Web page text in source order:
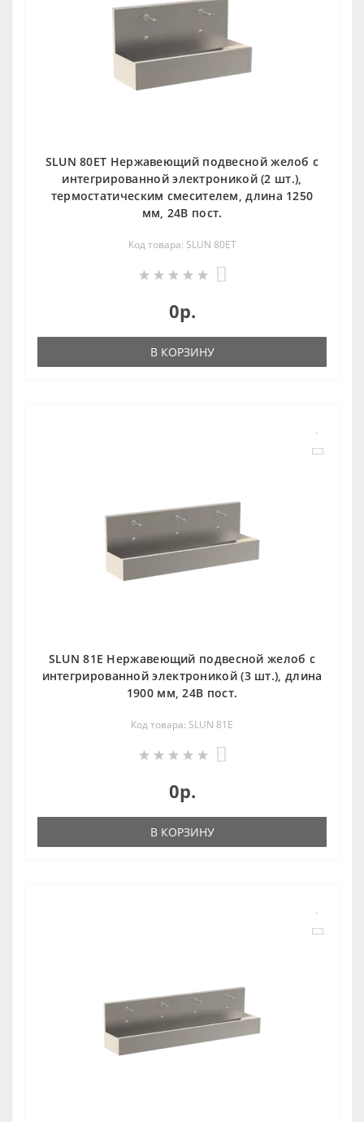
SLUN 80ET Нержавеющий подвесной желоб с
интегрированной электроникой (2 шт.),
термостатическим смесителем, длина 1250
мм, 24В пост.
Код товара: SLUN 80ET
0р.
В КОРЗИНУ
SLUN 81E Нержавеющий подвесной желоб с
интегрированной электроникой (3 шт.), длина
1900 мм, 24В пост.
Код товара: SLUN 81E
0р.
В КОРЗИНУ